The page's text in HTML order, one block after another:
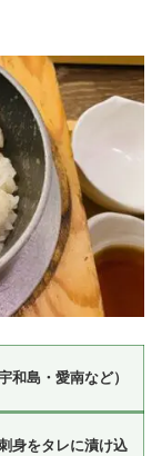
和島・愛南など）
身をタレに漬け込